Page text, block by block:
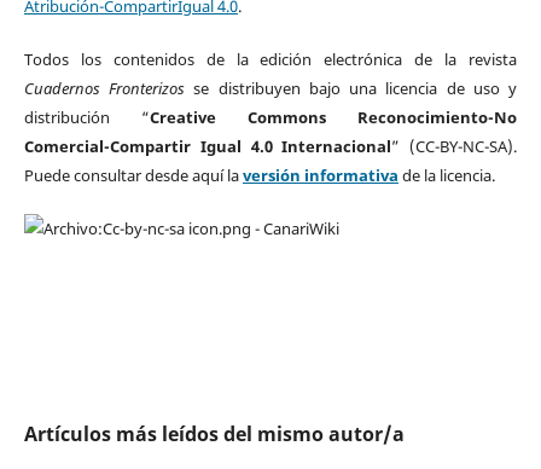
Atribución-CompartirIgual 4.0.
Todos los contenidos de la edición electrónica de la revista
Cuadernos Fronterizos se distribuyen bajo una licencia de uso y
distribución “Creative Commons Reconocimiento-No
Comercial-Compartir Igual 4.0 Internacional” (CC-BY-NC-SA).
Puede consultar desde aquí laversión informativa de la licencia.
Artículos más leídos del mismo autor/a